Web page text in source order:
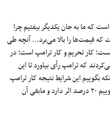
که ما به جان یکدیگر بیفتیم چرا
که قیمت‌ها را بالا می‌برد… آنچه طی
کار تحریم و کار ترامپ است؛ در
که ترامپ رأی بیاورد تا این
بگوییم این شرایط نتیجه کار ترامپ
است می‌گوییم تحریم‌ها اثر ندارد یا می‌گوییم ۲۰ درصد اثر دارد و مابقی آن